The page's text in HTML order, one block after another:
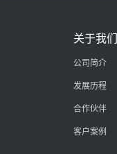
关于我们
公司简介
发展历程
合作伙伴
客户案例